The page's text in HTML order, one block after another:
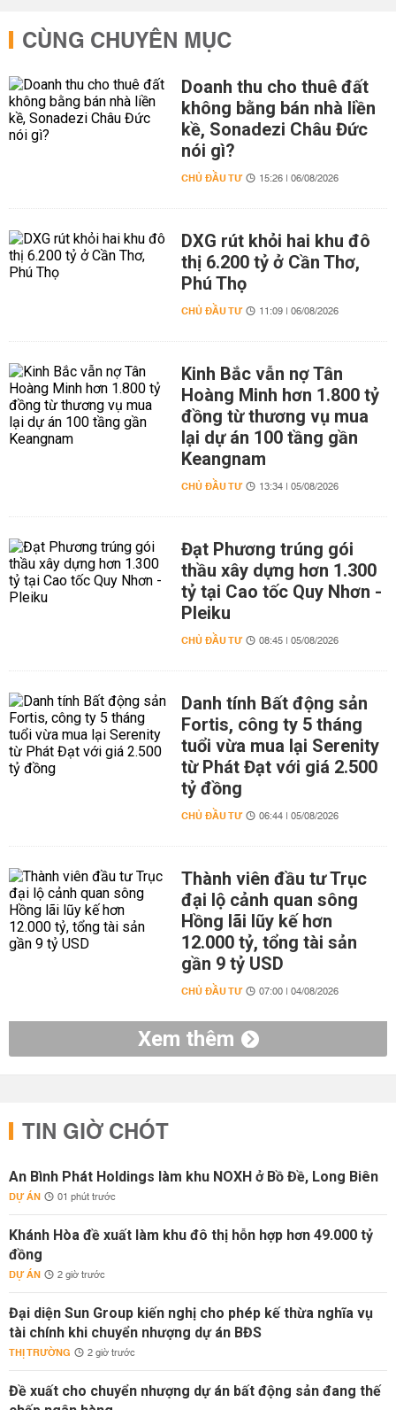
CÙNG CHUYÊN MỤC
Doanh thu cho thuê đất
không bằng bán nhà liền
kề, Sonadezi Châu Đức
nói gì?
CHỦ ĐẦU TƯ 15:26 | 06/08/2026
DXG rút khỏi hai khu đô
thị 6.200 tỷ ở Cần Thơ,
Phú Thọ
CHỦ ĐẦU TƯ 11:09 | 06/08/2026
Kinh Bắc vẫn nợ Tân
Hoàng Minh hơn 1.800 tỷ
đồng từ thương vụ mua
lại dự án 100 tầng gần
Keangnam
CHỦ ĐẦU TƯ 13:34 | 05/08/2026
Đạt Phương trúng gói
thầu xây dựng hơn 1.300
tỷ tại Cao tốc Quy Nhơn -
Pleiku
CHỦ ĐẦU TƯ 08:45 | 05/08/2026
Danh tính Bất động sản
Fortis, công ty 5 tháng
tuổi vừa mua lại Serenity
từ Phát Đạt với giá 2.500
tỷ đồng
CHỦ ĐẦU TƯ 06:44 | 05/08/2026
Thành viên đầu tư Trục
đại lộ cảnh quan sông
Hồng lãi lũy kế hơn
12.000 tỷ, tổng tài sản
gần 9 tỷ USD
CHỦ ĐẦU TƯ 07:00 | 04/08/2026
Xem thêm
TIN GIỜ CHÓT
An Bình Phát Holdings làm khu NOXH ở Bồ Đề, Long Biên
DỰ ÁN 01 phút trước
Khánh Hòa đề xuất làm khu đô thị hỗn hợp hơn 49.000 tỷ
đồng
DỰ ÁN 2 giờ trước
Đại diện Sun Group kiến nghị cho phép kế thừa nghĩa vụ
tài chính khi chuyển nhượng dự án BĐS
THỊ TRƯỜNG 2 giờ trước
Đề xuất cho chuyển nhượng dự án bất động sản đang thế